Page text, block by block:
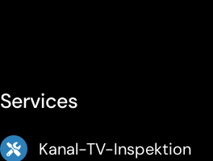
Services
Kanal-TV-Inspektion